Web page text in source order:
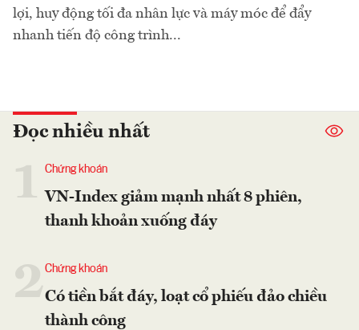
lợi, huy động tối đa nhân lực và máy móc để đẩy
nhanh tiến độ công trình...
Đọc nhiều nhất
Chứng khoán
VN-Index giảm mạnh nhất 8 phiên,
thanh khoản xuống đáy
2Chứng khoán
Có tiền bắt đáy, loạt cổ phiếu đảo chiều
thành công